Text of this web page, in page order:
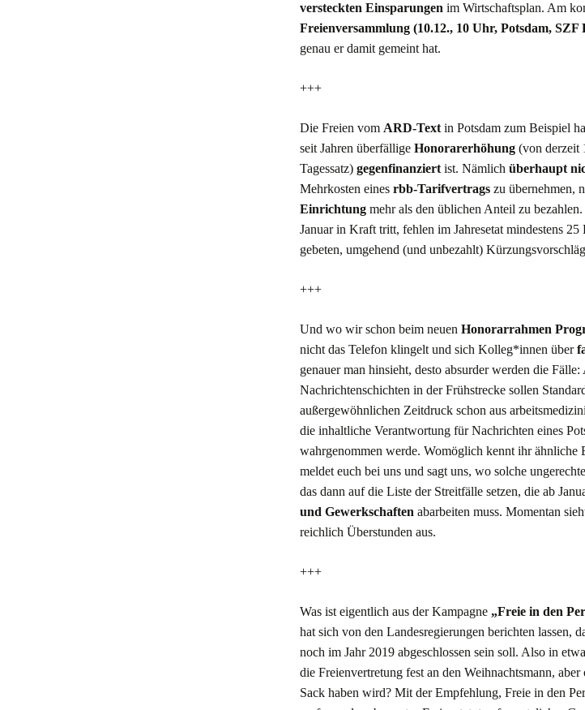
versteckten Einsparungen im Wirtschaftsplan. Am
Freienversammlung (10.12., 10 Uhr, Potsdam, SZF
genau er damit gemeint hat.
+++
Die Freien vom ARD-Text in Potsdam zum Beispiel
seit Jahren überfällige Honorarerhöhung (von derzeit
Tagessatz) gegenfinanziert ist. Nämlich überhaupt
Mehrkosten eines rbb-Tarifvertrags zu übernehmen,
Einrichtung mehr als den üblichen Anteil zu
Januar in Kraft tritt, fehlen im Jahresetat mindestens
gebeten, umgehend (und unbezahlt)
+++
Und wo wir schon beim neuen Honorarrahmen
nicht das Telefon klingelt und sich Kolleg*innen über
genauer man hinsieht, desto absurder werden die Fälle:
Nachrichtenschichten in der Frühstrecke sollen
außergewöhnlichen Zeitdruck schon aus
die inhaltliche Verantwortung für Nachrichten eines
wahrgenommen werde. Womöglich kennt ihr ähnliche
meldet euch bei uns und sagt uns, wo solche
das dann auf die Liste der Streitfälle setzen, die ab
und Gewerkschaften abarbeiten muss. Momentan
reichlich Überstunden aus.
+++
Was ist eigentlich aus der Kampagne „Freie in den
hat sich von den Landesregierungen berichten lassen,
noch im Jahr 2019 abgeschlossen sein soll. Also in
die Freienvertretung fest an den Weihnachtsmann,
Sack haben wird? Mit der Empfehlung, Freie in den